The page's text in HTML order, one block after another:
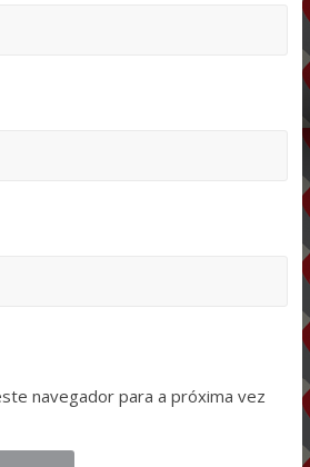
navegador para a próxima vez